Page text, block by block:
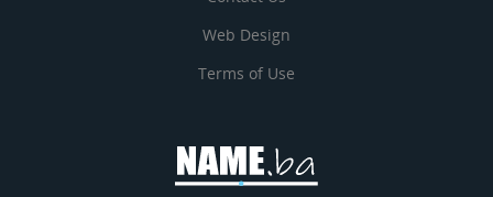
Web Design
Terms of Use